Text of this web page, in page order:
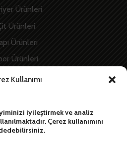
Kullanımı
iyileştirmek ve analiz
Çerez kullanımını
Ürünleri
Ürünleri
Ürünleri
Ürünleri
Ürünleri
YAZIN